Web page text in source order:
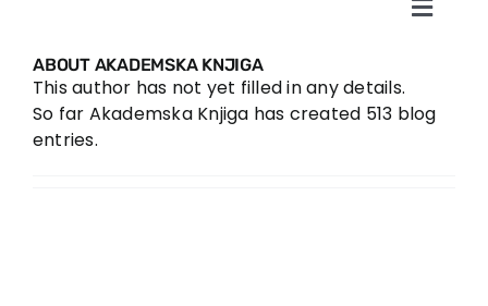
Toggle
O nama
Knjige
U pripremi
ABOUT AKADEMSKA KNJIGA
This author has not yet filled in any details.
So far Akademska Knjiga has created 513 blog
entries.